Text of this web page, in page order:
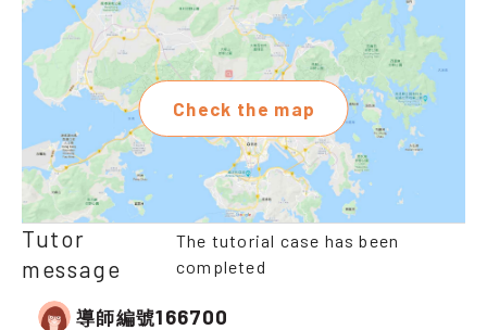
Check the map
Tutor
message
The tutorial case has been
completed
導師編號166700